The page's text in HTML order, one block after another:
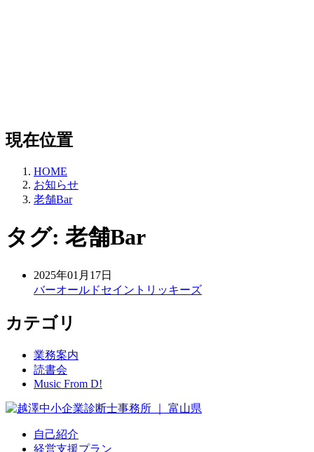
現在位置
HOME
お知らせ
老舗Bar
タグ: 老舗Bar
2025年01月17日
バーオールドセイントリッキーズ
カテゴリ
業務案内
読書会
Music From D!
自己紹介
経営支援プラン